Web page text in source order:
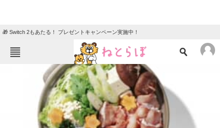
🎁 Switch 2もあたる！ プレゼントキャンペーン実施中！
ねとらぼメニュー
ニュース
クイズ
地域